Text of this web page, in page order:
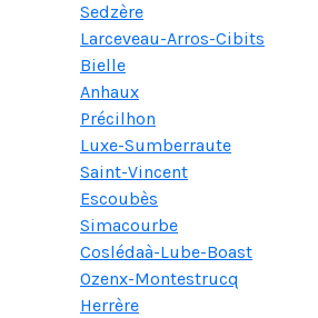
Sedzère
Larceveau-Arros-Cibits
Bielle
Anhaux
Précilhon
Luxe-Sumberraute
Saint-Vincent
Escoubès
Simacourbe
Coslédaà-Lube-Boast
Ozenx-Montestrucq
Herrère